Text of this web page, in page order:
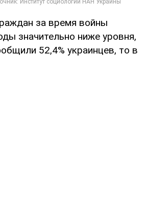
за время войны
значительно ниже уровня,
52,4% украинцев, то в